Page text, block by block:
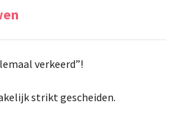
verkeerd”!
strikt gescheiden.